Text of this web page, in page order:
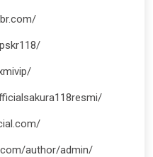
author/admin/